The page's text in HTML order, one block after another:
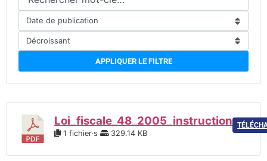
APPLIQUER LE FILTRE
Loi_fiscale_48_2005_instruction
1 fichier·s 329.14 KB